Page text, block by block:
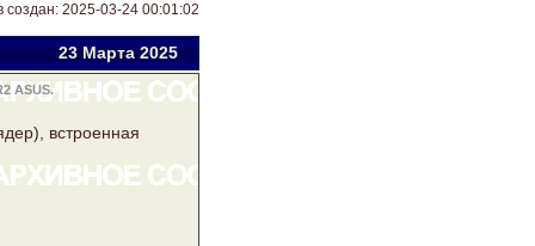
создан: 2025-03-24 00:01:02
23 Марта2025
ASUS.
встроенная